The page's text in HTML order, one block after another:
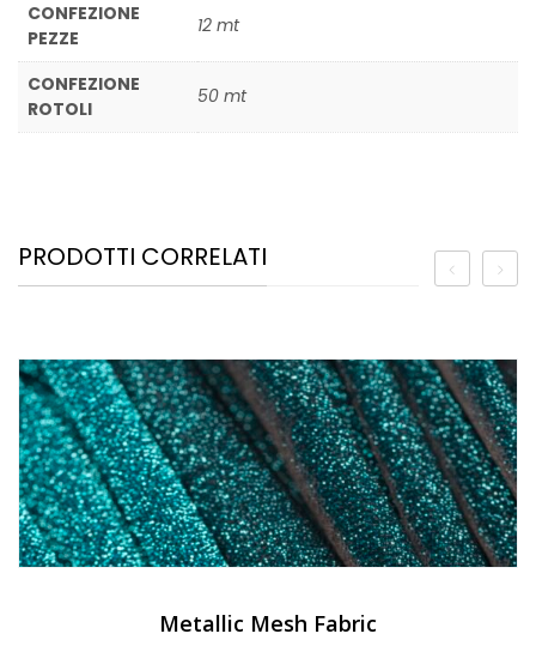
CONFEZIONE
PEZZE
12 mt
CONFEZIONE
ROTOLI
50 mt
PRODOTTI CORRELATI
Metallic Mesh Fabric